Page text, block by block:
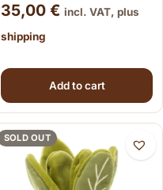
35,00 € incl. VAT, plus
shipping
Add to cart
SOLD OUT